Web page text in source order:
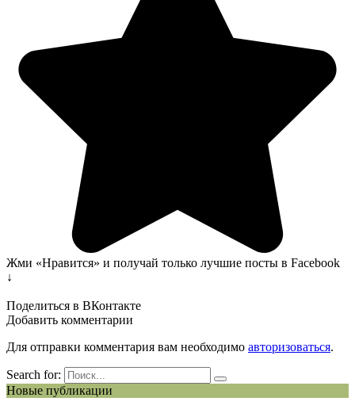
Жми «Нравится» и получай только лучшие посты в Facebook
↓
Поделиться в ВКонтакте
Добавить комментарии
Для отправки комментария вам необходимо авторизоваться.
Search for:
Новые публикации